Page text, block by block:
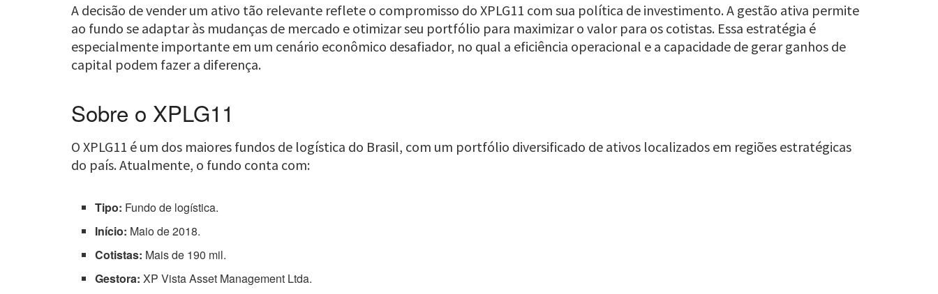
A decisão de vender um ativo tão relevante reflete o compromisso do XPLG11 com sua política de investimento. A gestão ativa permite
ao fundo se adaptar às mudanças de mercado e otimizar seu portfólio para maximizar o valor para os cotistas. Essa estratégia é
especialmente importante em um cenário econômico desafiador, no qual a eficiência operacional e a capacidade de gerar ganhos de
capital podem fazer a diferença.
Sobre o XPLG11
O XPLG11 é um dos maiores fundos de logística do Brasil, com um portfólio diversificado de ativos localizados em regiões estratégicas
do país. Atualmente, o fundo conta com:
Tipo: Fundo de logística.
Início: Maio de 2018.
Cotistas: Mais de 190 mil.
Gestora: XP Vista Asset Management Ltda.